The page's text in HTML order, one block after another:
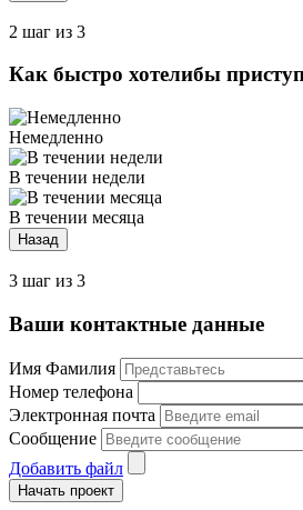
2 шаг из 3
Как быстро хотелибы
Немедленно
В течении недели
В течении месяца
Назад
3 шаг из 3
Ваши контактные данные
Имя Фамилия
Номер телефона
Электронная почта
Сообщение
Добавить файл
Начать проект